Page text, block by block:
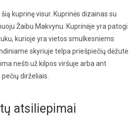
kuprinę visur. Kuprinės dizainas su
Žaibu Makvynu. Kuprinėje yra patogi
kurioje yra vietos smulkesniems
skyriuje telpa priešpiečių dėžutė
nešti už kilpos viršuje arba ant
dirželiais.
atsiliepimai